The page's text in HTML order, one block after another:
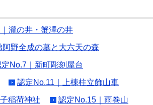
瀧の井・蟹澤の井
野全成の墓と大六天の森
定No.7｜新町彫刻屋台
認定No.11｜上棟柱立飾山車
稲荷神社 認定No.15｜雨巻山